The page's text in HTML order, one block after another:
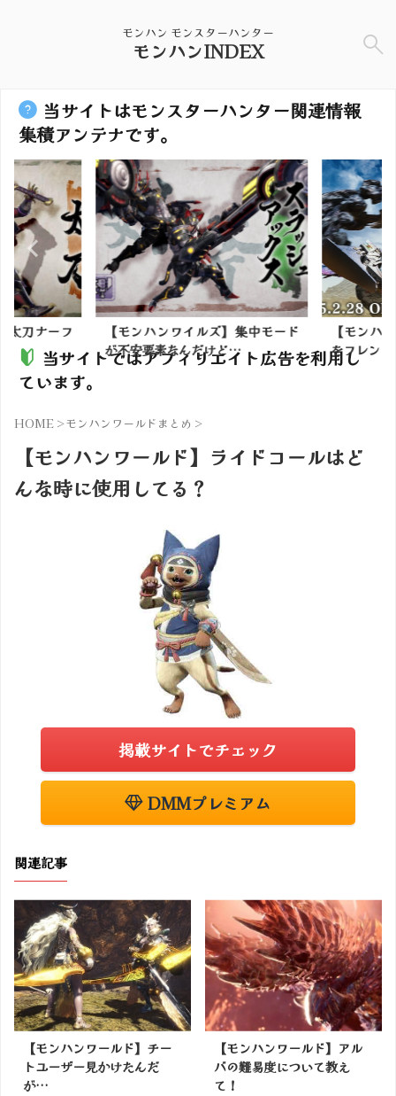
モンハン モンスターハンター
モンハンINDEX
当サイトはモンスターハンター関連情報
集積アンテナです。
刀ナーフ
【モンハンワイルズ】集中モード
が不安要素なんだけど…
【モンハ
をフレン
当サイトではアフィリエイト広告を利用し
ています。
HOME >モンハンワールドまとめ >
【モンハンワールド】ライドコールはど
んな時に使用してる？
掲載サイトでチェック
DMMプレミアム
関連記事
【モンハンワールド】チー
トユーザー見かけたんだ
が…
【モンハンワールド】アル
バの難易度について教え
て！